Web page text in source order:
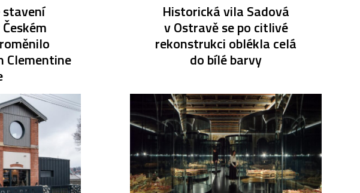
stavení
Clementine
Historická vila Sadová
v Ostravě se po citlivé
rekonstrukci oblékla celá
do bílé barvy